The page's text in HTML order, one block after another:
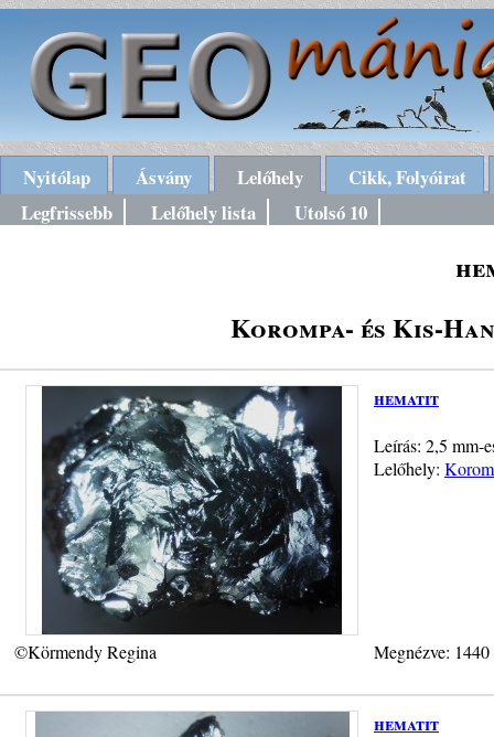
Nyitólap Ásvány Lelőhely
Cikk, Folyóirat
Legfrissebb
Lelőhely lista Utolsó 10
Korompa- és Kis-
hematit
Leírás: 2,5 mm-
Lelőhely:
©Körmendy Regina Megnézve:
hematit